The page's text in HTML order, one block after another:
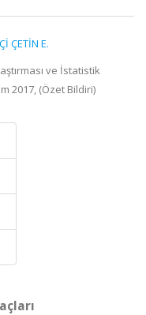
ÇETİN E.
ve İstatistik
2017, (Özet Bildiri)